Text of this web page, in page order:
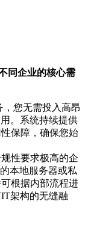
同企业的核心需
，您无需投入高昂
。系统持续提供
保障，确保您始
性要求极高的企
本地服务器或私
根据内部流程进
架构的无缝融